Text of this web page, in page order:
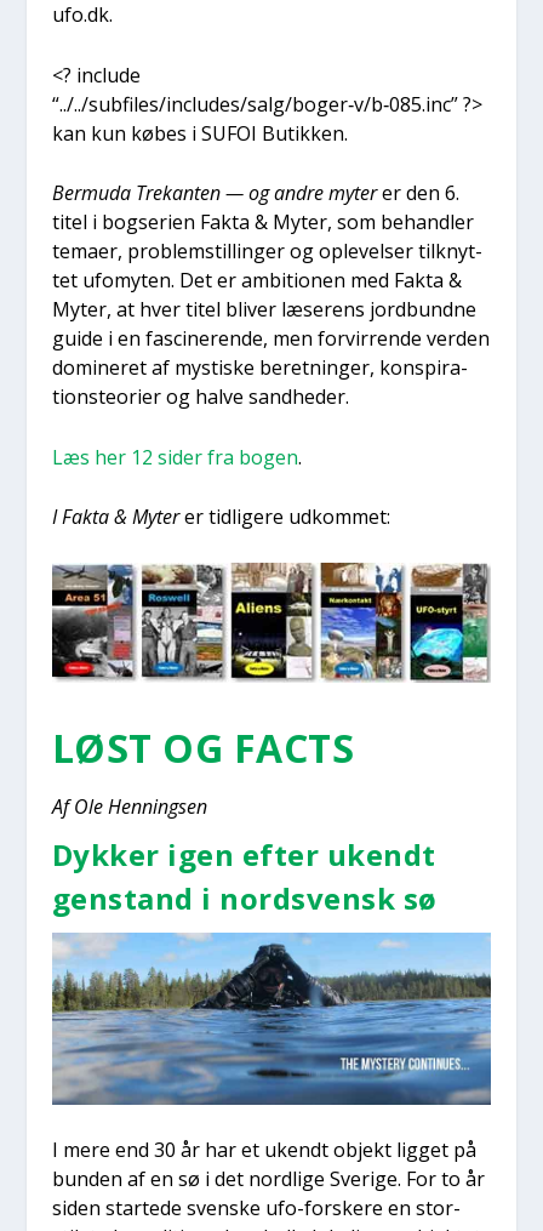
ufo.dk.
<? inclu­de
“../../subfiles/includes/salg/boger‑v/b‑085.inc” ?>
kan kun købes i SUFOI Butik­ken.
Ber­m­u­da Tre­kan­ten — og andre myterer den 6.
titel i bog­se­ri­en Fak­ta & Myter, som behand­ler
tema­er, pro­blem­stil­lin­ger og ople­vel­ser til­knyt­
tet ufo­myten. Det er ambi­tio­nen med Fak­ta &
Myter, at hver titel bli­ver læse­rens jord­bund­ne
gui­de i en fasci­ne­ren­de, men for­vir­ren­de ver­den
domi­ne­ret af mysti­ske beret­nin­ger, kon­spira­
tions­te­o­ri­er og hal­ve sand­he­der.
Læs her 12 sider fra bogen.
I Fak­ta & Myterer tid­li­ge­re udkom­met:
LØST OG FACTS
Af Ole Hen­nings­en
Dyk­ker igen efter ukendt
gen­stand i nord­s­vensk sø
I mere end 30 år har et ukendt objekt lig­get på
bun­den af en sø i det nord­li­ge Sve­ri­ge. For to år
siden star­te­de sven­ske ufo-for­ske­re en stor­